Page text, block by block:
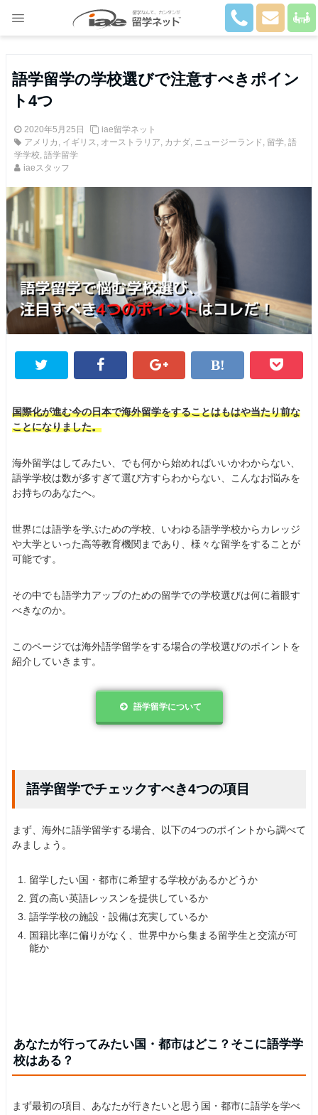
語学留学の学校選びで注意すべきポイン
ト4つ
2020年5月25日
iae留学ネット
アメリカ , イギリス, オーストラリア, カナダ, ニュージーランド , 留学, 語
学学校, 語学留学
iaeスタッフ
国際化が進む今の日本で海外留学をすることはもはや当たり前な
ことになりました。
海外留学はしてみたい、でも何から始めればいいかわからない、
語学学校は数が多すぎて選び方すらわからない、こんなお悩みを
お持ちのあなたへ。
世界には語学を学ぶための学校、いわゆる語学学校からカレッジ
や大学といった高等教育機関まであり、様々な留学をすることが
可能です。
その中でも語学力アップのための留学での学校選びは何に着眼す
べきなのか。
このページでは海外語学留学をする場合の学校選びのポイントを
紹介していきます。
語学留学について
語学留学でチェックすべき4つの項目
まず、海外に語学留学する場合、以下の4つのポイントから調べて
みましょう。
留学したい国・都市に希望する学校があるかどうか
質の高い英語レッスンを提供しているか
語学学校の施設・設備は充実しているか
国籍比率に偏りがなく、世界中から集まる留学生と交流が可
能か
あなたが行ってみたい国・都市はどこ？そこに語学学
校はある？
まず最初の項目、あなたが行きたいと思う国・都市に語学を学べ